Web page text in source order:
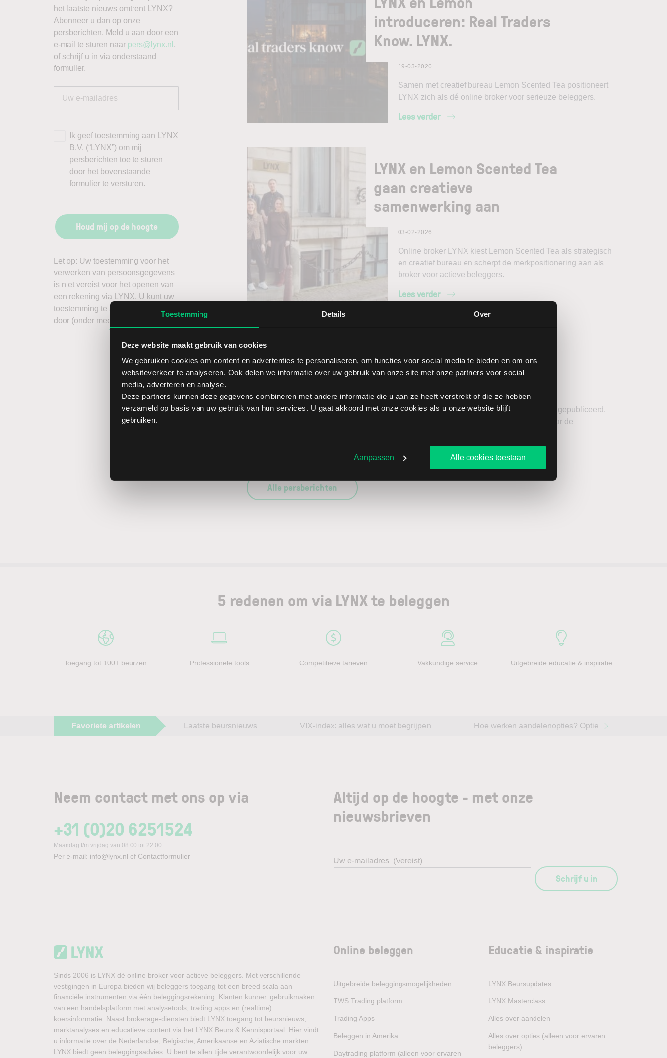
Toestemming Details Over
Deze website maakt gebruik van cookies
We gebruiken cookies om content en advertenties te personaliseren, om functies voor social media te bieden en om ons
websiteverkeer te analyseren. Ook delen we informatie over uw gebruik van onze site met onze partners voor social
media, adverteren en analyse.
Deze partners kunnen deze gegevens combineren met andere informatie die u aan ze heeft verstrekt of die ze hebben
verzameld op basis van uw gebruik van hun services. U gaat akkoord met onze cookies als u onze website blijft
gebruiken.
Aanpassen Alle cookies toestaan
het laatste nieuws omtrent LYNX?
Abonneer u dan op onze
persberichten. Meld u aan door een
e-mail te sturen naar pers@lynx.nl ,
of schrijf u in via onderstaand
formulier.
Ik geef toestemming aan LYNX
B.V. (“LYNX”) om mij
persberichten toe te sturen
door het bovenstaande
formulier te versturen.
Houd mij op de hoogte
introduceren: Real Traders
Know. LYNX.
19-03-2026
Samen met creatief bureau Lemon Scented Tea positioneert
LYNX zich als dé online broker voor serieuze beleggers.
Lees verder
LYNX en Lemon Scented Tea
gaan creatieve
samenwerking aan
03-02-2026
Online broker LYNX kiest Lemon Scented Tea als strategisch
en creatief bureau en scherpt de merkpositionering aan als
broker voor actieve beleggers.
Lees verder
2026
LYNX heeft recent de Investors Outlook 2026 gepubliceerd.
In dit uitgebreide rapport kijken we vooruit naar de
Lees verder
Alle persberichten
5 redenen om via LYNX te beleggen
Toegang tot 100+ beurzen Professionele tools Competitieve tarieven Vakkundige service Uitgebreide educatie & inspiratie
Favoriete artikelen Laatste beursnieuws VIX-index: alles wat u moet begrijpen Hoe werken aandelenopties? Opties handelen op
Neem contact met ons op via
+31 (0)20 6251524
Maandag t/m vrijdag van 08:00 tot 22:00
Per e-mail: info@lynx.nl of Contactformulier
Altijd op de hoogte - met onze
nieuwsbrieven
Uw e-mailadres (Vereist)
Schrijf u in
Sinds 2006 is LYNX dé online broker voor actieve beleggers. Met verschillende
vestigingen in Europa bieden wij beleggers toegang tot een breed scala aan
financiële instrumenten via één beleggingsrekening. Klanten kunnen gebruikmaken
van een handelsplatform met analysetools, trading apps en (realtime)
koersinformatie. Naast brokerage-diensten biedt LYNX toegang tot beursnieuws,
marktanalyses en educatieve content via het LYNX Beurs & Kennisportaal. Hier vindt
u informatie over de Nederlandse, Belgische, Amerikaanse en Aziatische markten.
LYNX biedt geen beleggingsadvies. U bent te allen tijde verantwoordelijk voor uw
Online beleggen
Uitgebreide beleggingsmogelijkheden
TWS Trading platform
Trading Apps
Beleggen in Amerika
Daytrading platform (alleen voor ervaren
Educatie & inspiratie
LYNX Beursupdates
LYNX Masterclass
Alles over aandelen
Alles over opties (alleen voor ervaren
beleggers)